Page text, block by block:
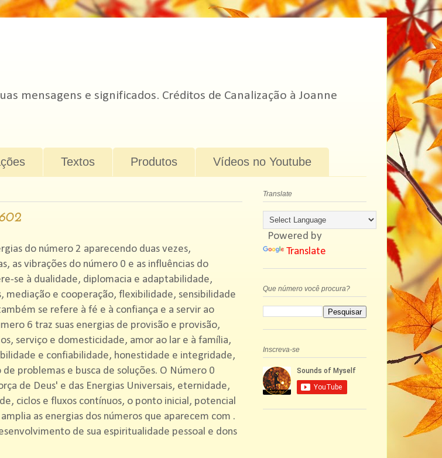
mensagens e significados. Créditos de Canalização à Joanne
Textos Produtos Vídeos no Youtube
do número 2 aparecendo duas vezes,
as vibrações do número 0 e as influências do
se à dualidade, diplomacia e adaptabilidade,
mediação e cooperação, flexibilidade, sensibilidade
se refere à fé e à confiança e a servir ao
6 traz suas energias de provisão e provisão,
serviço e domesticidade, amor ao lar e à família,
e confiabilidade, honestidade e integridade,
problemas e busca de soluções. O Número 0
de Deus' e das Energias Universais, eternidade,
ciclos e fluxos contínuos, o ponto inicial, potencial
as energias dos números que aparecem com .
de sua espiritualidade pessoal e dons
Translate
Powered by
Translate
Que número você procura?
Inscreva-se